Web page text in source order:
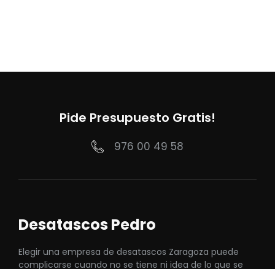
Pide Presupuesto Gratis!
976 00 49 58
Desatascos Pedro
Elegir una empresa de desatascos Zaragoza puede
complicarse cuando no se tiene ni idea de lo que se